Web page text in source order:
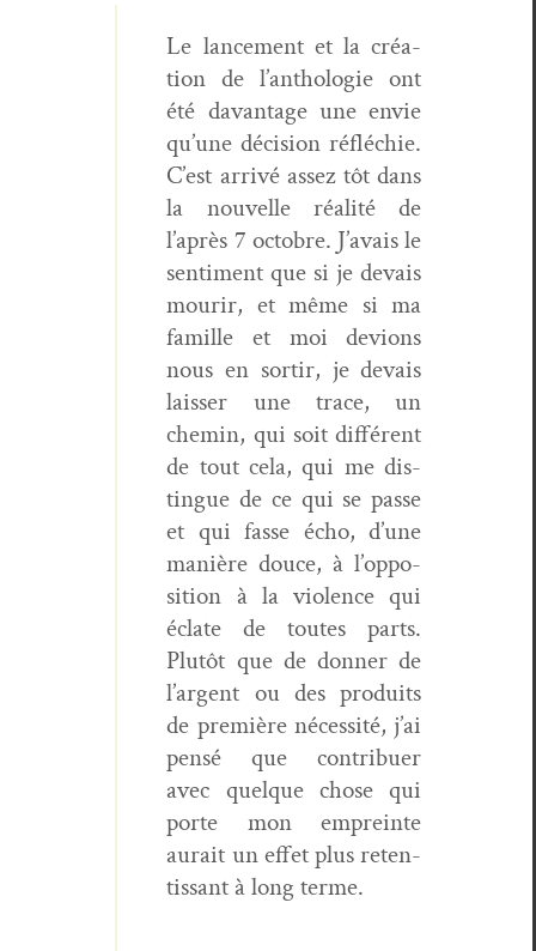
Le lance­ment et la créa­
tion de l’an­tholo­gie ont
été davan­tage une envie
qu’une déci­sion réfléchie.
C’est arrivé assez tôt dans
la nou­velle réal­ité de
l’après 7 octo­bre. J’avais le
sen­ti­ment que si je devais
mourir, et même si ma
famille et moi devions
nous en sor­tir, je devais
laiss­er une trace, un
chemin, qui soit dif­férent
de tout cela, qui me dis­
tingue de ce qui se passe
et qui fasse écho, d’une
manière douce, à l’op­po­
si­tion à la vio­lence qui
éclate de toutes parts.
Plutôt que de don­ner de
l’ar­gent ou des pro­duits
de pre­mière néces­sité, j’ai
pen­sé que con­tribuer
avec quelque chose qui
porte mon empreinte
aurait un effet plus reten­
tis­sant à long terme.